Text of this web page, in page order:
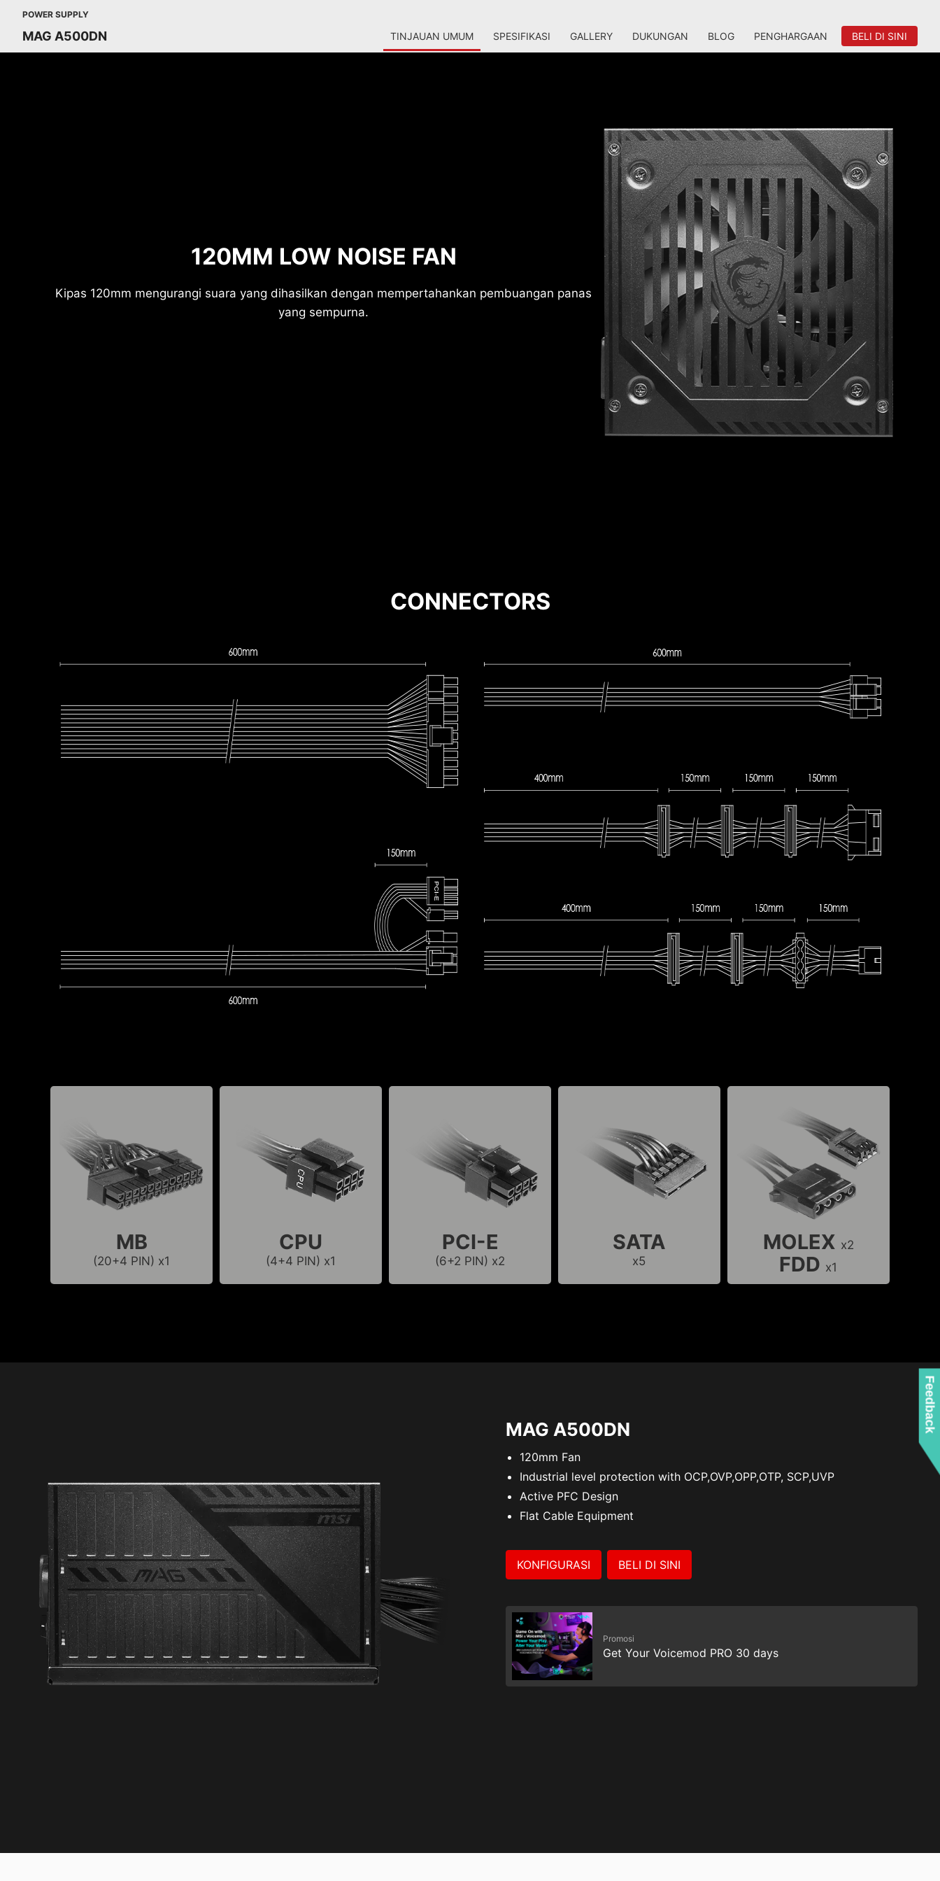
POWER SUPPLY
MAG A500DN TINJAUAN UMUM SPESIFIKASI GALLERY DUKUNGAN BLOG PENGHARGAAN BELI DI SINI
120MM LOW NOISE FAN
Kipas 120mm mengurangi suara yang dihasilkan dengan mempertahankan pembuangan panas
yang sempurna.
CONNECTORS
MB
(20+4 PIN) x1
CPU
(4+4 PIN) x1
PCI-E
(6+2 PIN) x2
SATA
x5
MOLEX x2
FDD x1
MAG A500DN
120mm Fan
Industrial level protection with OCP,OVP,OPP,OTP, SCP,UVP
Active PFC Design
Flat Cable Equipment
KONFIGURASI BELI DI SINI
Promosi
Get Your Voicemod PRO 30 days
Feedback